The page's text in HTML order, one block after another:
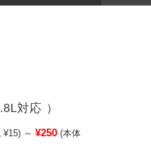
対応 ）
¥15) ～ ¥250 (本体